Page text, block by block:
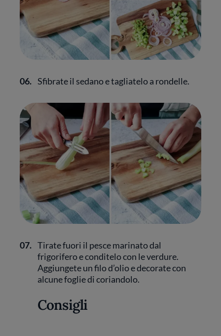
06. Sfibrate il sedano e tagliatelo a rondelle.
07. Tirate fuori il pesce marinato dal
frigorifero e conditelo con le verdure.
Aggiungete un filo d’olio e decorate con
alcune foglie di coriandolo.
Consigli